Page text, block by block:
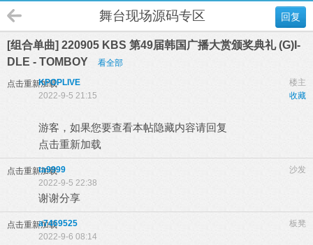
回复
舞台现场源码专区
[组合单曲] 220905 KBS 第49届韩国广播大赏颁奖典礼 (G)I-
DLE - TOMBOY
看全部
点击重新加载 楼主
KPOPLIVE
收藏
2022-9-5 21:15
游客，如果您要查看本帖隐藏内容请回复
点击重新加载
点击重新加载 沙发
ta9999
2022-9-5 22:38
谢谢分享
点击重新加载 板凳
a7469525
2022-9-6 08:14